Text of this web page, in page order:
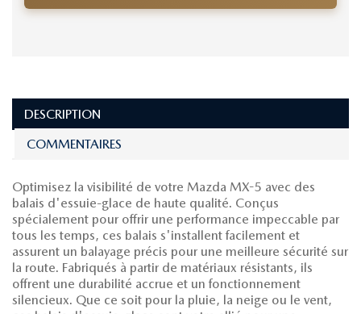
DESCRIPTION
COMMENTAIRES
Optimisez la visibilité de votre Mazda MX-5 avec des
balais d'essuie-glace de haute qualité. Conçus
spécialement pour offrir une performance impeccable par
tous les temps, ces balais s'installent facilement et
assurent un balayage précis pour une meilleure sécurité sur
la route. Fabriqués à partir de matériaux résistants, ils
offrent une durabilité accrue et un fonctionnement
silencieux. Que ce soit pour la pluie, la neige ou le vent,